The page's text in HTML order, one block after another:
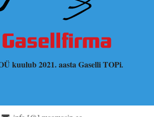
kuulub 2021. aasta Gaselli TOPi.